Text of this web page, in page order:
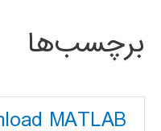
برچسب‌ها
MATLAB